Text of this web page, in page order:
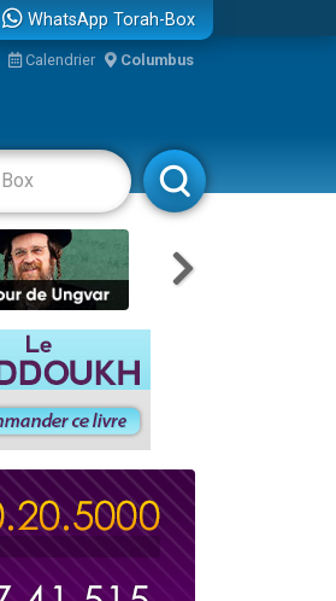
WhatsApp Torah-Box
Calendrier Columbus
Rabbanim